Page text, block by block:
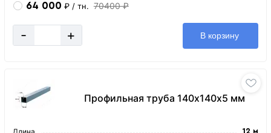
64 000 ₽ / тн. 70400 ₽
- + В корзину
Профильная труба 140х140х5 мм
12 м